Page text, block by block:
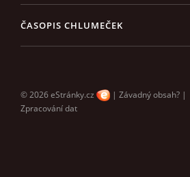
ČASOPIS CHLUMEČEK
© 2026 eStránky.cz | Závadný obsah? |
Zpracování dat